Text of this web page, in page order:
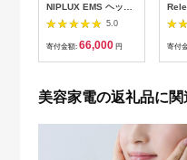
NIPLUX EMS ヘッ
ド・フェイシャルケア
PREMIUM NP-
スパ 美顔器 マッサー
ジ ボディケア リフト
カルプ ボディ 全身 防
水 美容 美容家電 福岡
5.0
寄付金額: 66,000 円
ン
ッド
ー
寄付
美容家電の返礼品に